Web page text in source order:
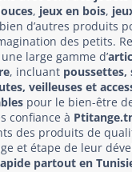
, jeux en bois,
d’autres produits
des petits.
large gamme d’
, incluant poussettes,
veilleuses et
pour le bien-être
confiance à
des produits de
et étape de leur
partout en